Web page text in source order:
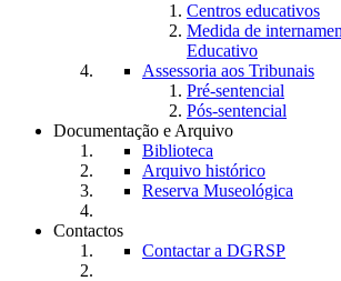
Centros educativos
Medida de
Educativo
Assessoria aos Tribunais
Pré-sentencial
Pós-sentencial
Documentação e Arquivo
Biblioteca
Arquivo histórico
Reserva Museológica
Contactos
Contactar a DGRSP